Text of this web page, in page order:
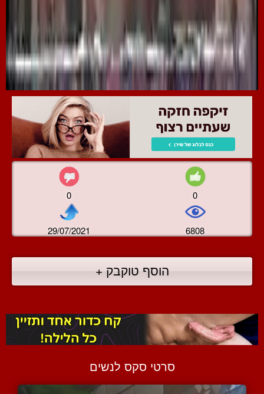
0 0
29/07/2021 6808
הוסף טוקבק +
סרטי סקס לנשים